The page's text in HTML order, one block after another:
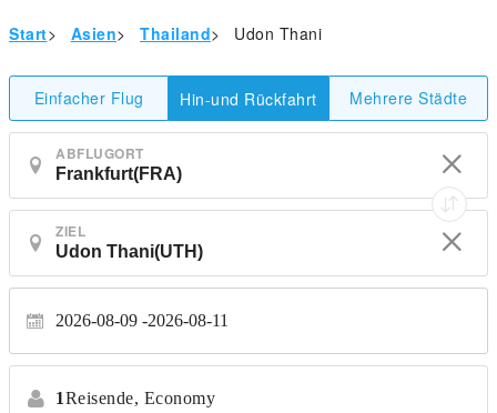
Start> Asien> Thailand> Udon Thani
Einfacher Flug Hin-und Rückfahrt Mehrere Städte
ABFLUGORT
ZIEL
2026-08-09 2026-08-11
1Reisende, Economy